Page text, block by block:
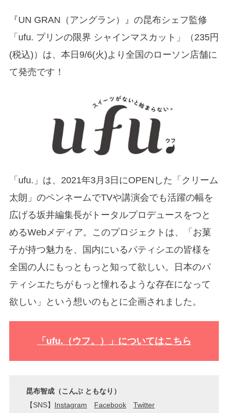
『UN GRAN（アングラン）』の昆布シェフ監修
「ufu. プリンの限界 シャインマスカット」（235円
(税込)）は、本日9/6(火)より全国のローソン店舗に
て発売です！
「ufu.」は、2021年3月3日にOPENした「クリーム
太朗」のペンネームでTVや講演会でも活躍の幅を
広げる坂井編集長がトータルプロデュースをつと
めるWebメディア。このプロジェクトは、「お菓
子が持つ魅力を、国内にいるパティシエの皆様を
全国の人にもっともっと知って欲しい。日本のパ
ティシエたちがもっと憧れるような存在になって
欲しい」という想いのもとに企画されました。
「ufu.（ウフ。）」についてはこちら
昆布智成（こんぶ ともなり）
【SNS】 Instagram Facebook Twitter